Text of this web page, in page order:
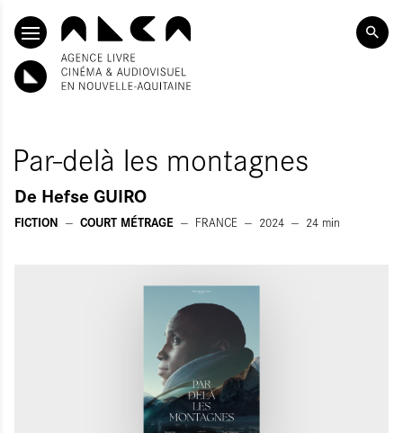
ALLER AU CONTENU PRINCIPAL
Par-delà les montagnes
De Hefse GUIRO
FICTION COURT MÉTRAGE FRANCE 2024 24 min